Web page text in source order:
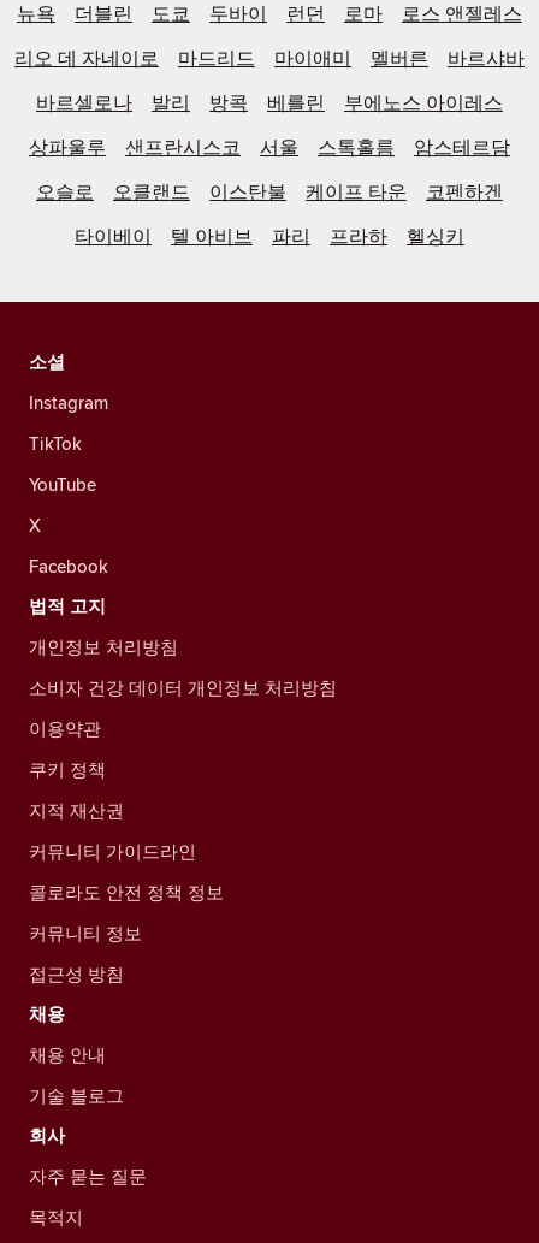
뉴욕 더블린 도쿄 두바이 런던 로마
로스 앤젤레스
리오 데 자네이로
마드리드 마이애미 멜버른
바르샤바
바르셀로나
발리 방콕 베를린
부에노스 아이레스
상파울루
샌프란시스코 서울 스톡홀름
암스테르담
오슬로
오클랜드 이스탄불 케이프 타운
코펜하겐
타이베이
텔 아비브 파리 프라하 헬싱키
소셜
Instagram
TikTok
YouTube
X
Facebook
법적 고지
개인정보 처리방침
소비자 건강 데이터 개인정보 처리방침
이용약관
쿠키 정책
지적 재산권
커뮤니티 가이드라인
콜로라도 안전 정책 정보
커뮤니티 정보
접근성 방침
채용
채용 안내
기술 블로그
회사
자주 묻는 질문
목적지